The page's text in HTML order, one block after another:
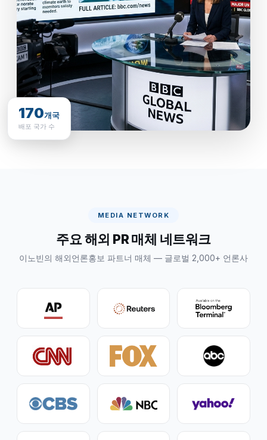
170개국
배포 국가 수
MEDIA NETWORK
주요 해외 PR 매체 네트워크
이노빈의 해외언론홍보 파트너 매체 — 글로벌 2,000+ 언론사